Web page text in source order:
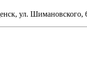
ул. Шимановского,